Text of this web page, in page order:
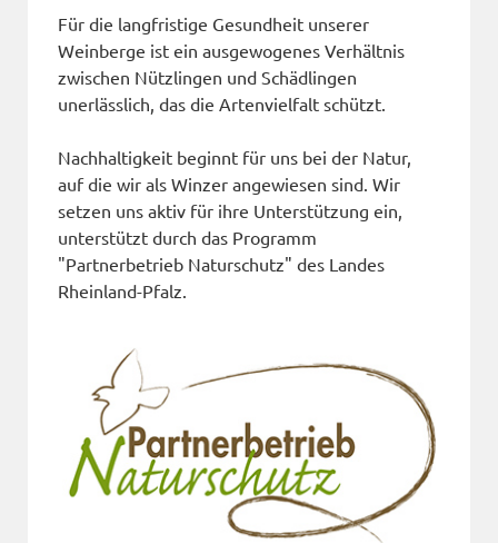
Für die langfristige Gesundheit unserer
Weinberge ist ein ausgewogenes Verhältnis
zwischen Nützlingen und Schädlingen
unerlässlich, das die Artenvielfalt schützt.
Nachhaltigkeit beginnt für uns bei der Natur,
auf die wir als Winzer angewiesen sind. Wir
setzen uns aktiv für ihre Unterstützung ein,
unterstützt durch das Programm
"Partnerbetrieb Naturschutz" des Landes
Rheinland-Pfalz.